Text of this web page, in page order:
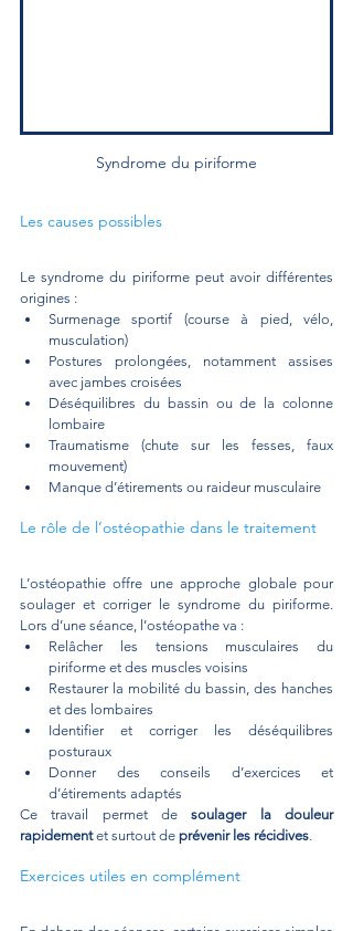
Syndrome du piriforme
Les causes possibles
Le syndrome du piriforme peut avoir différentes
origines :
Surmenage sportif (course à pied, vélo,
musculation)
Postures prolongées, notamment assises
avec jambes croisées
Déséquilibres du bassin ou de la colonne
lombaire
Traumatisme (chute sur les fesses, faux
mouvement)
Manque d’étirements ou raideur musculaire
Le rôle de l’ostéopathie dans le traitement
L’ostéopathie offre une approche globale pour
soulager et corriger le syndrome du piriforme.
Lors d’une séance, l’ostéopathe va :
Relâcher les tensions musculaires du
piriforme et des muscles voisins
Restaurer la mobilité du bassin, des hanches
et des lombaires
Identifier et corriger les déséquilibres
posturaux
Donner des conseils d’exercices et
d’étirements adaptés
Ce travail permet de soulager la douleur
rapidement et surtout de prévenir les récidives.
Exercices utiles en complément